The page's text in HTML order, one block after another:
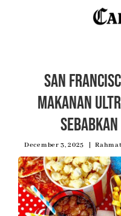
San
Makanan
December 3, 2025